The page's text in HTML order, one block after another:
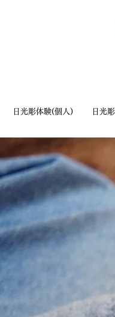
日光彫体験(個人) 日光